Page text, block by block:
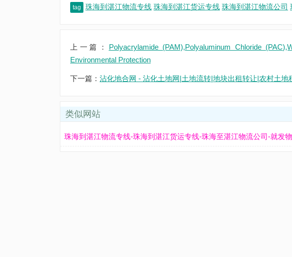
tag 珠海到湛江物流专线 珠海到湛江货运专线 珠海到湛江物流公司
上一篇： Polyacrylamide (PAM),Polyaluminum Chloride
Environmental Protection
下一篇： 沾化地合网 - 沾化土地网|土地流转|地块出租转让|农村土地
类似网站
珠海到湛江物流专线-珠海到湛江货运专线-珠海至湛江物流公司-就发